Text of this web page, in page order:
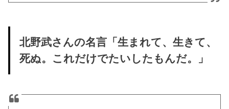
北野武さんの名言「生まれて、生きて、
死ぬ。これだけでたいしたもんだ。」